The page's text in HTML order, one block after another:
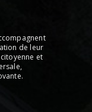
de leur
et